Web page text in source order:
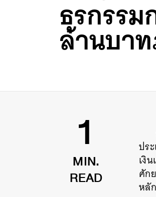
ธุรกรรม
ล้านบา
1
MIN.
READ
ปร
เงิ
ศัก
หลั